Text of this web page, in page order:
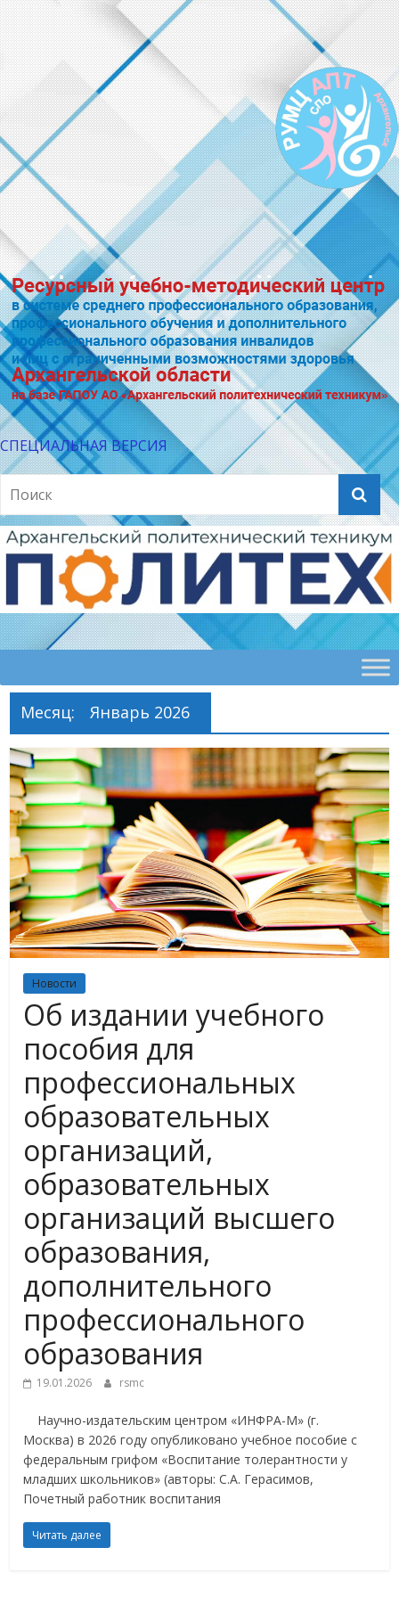
СПЕЦИАЛЬНАЯ ВЕРСИЯ
Месяц: Январь 2026
Новости
Об издании учебного
пособия для
профессиональных
образовательных
организаций,
образовательных
организаций высшего
образования,
дополнительного
профессионального
образования
19.01.2026 rsmc
Научно-издательским центром «ИНФРА-М» (г.
Москва) в 2026 году опубликовано учебное пособие с
федеральным грифом «Воспитание толерантности у
младших школьников» (авторы: С.А. Герасимов,
Почетный работник воспитания
Читать далее